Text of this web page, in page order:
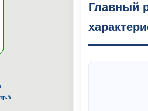
Главный